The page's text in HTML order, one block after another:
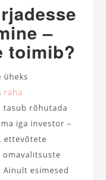
–
toimib?
üheks
raha
tasub rõhutada
iga investor –
ettevõtete
omavalitsuste
esimesed